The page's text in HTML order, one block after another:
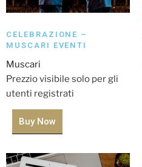
CELEBRAZIONE –
MUSCARI EVENTI
Muscari
Prezzio visibile solo per gli
utenti registrati
Buy Now